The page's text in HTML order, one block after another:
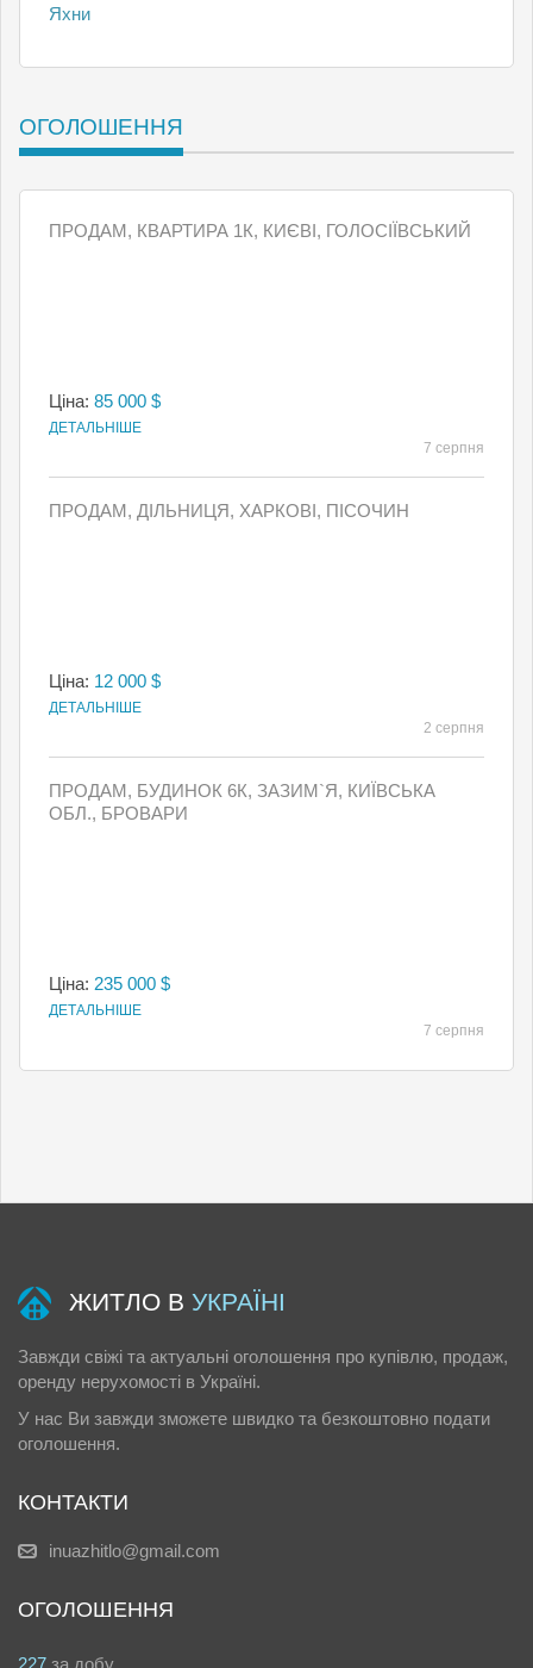
Яхни
ОГОЛОШЕННЯ
ПРОДАМ, КВАРТИРА 1К, КИЄВI, ГОЛОСІЇВСЬКИЙ
Ціна: 85 000 $
ДЕТАЛЬНІШЕ
7 серпня
ПРОДАМ, ДІЛЬНИЦЯ, ХАРКОВІ, ПІСОЧИН
Ціна: 12 000 $
ДЕТАЛЬНІШЕ
2 серпня
ПРОДАМ, БУДИНОК 6К, ЗАЗИМ`Я, КИЇВСЬКА
ОБЛ., БРОВАРИ
Ціна: 235 000 $
ДЕТАЛЬНІШЕ
7 серпня
ЖИТЛО В УКРАЇНІ
Завжди свіжі та актуальні оголошення про купівлю, продаж,
оренду нерухомості в Україні.
У нас Ви завжди зможете швидко та безкоштовно подати
оголошення.
КОНТАКТИ
inuazhitlo@gmail.com
ОГОЛОШЕННЯ
227 за добу